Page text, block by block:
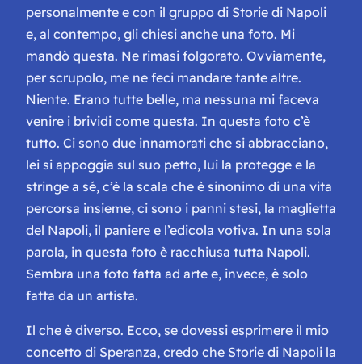
personalmente e con il gruppo di Storie di Napoli
e, al contempo, gli chiesi anche una foto. Mi
mandò questa. Ne rimasi folgorato. Ovviamente,
per scrupolo, me ne feci mandare tante altre.
Niente. Erano tutte belle, ma nessuna mi faceva
venire i brividi come questa. In questa foto c’è
tutto. Ci sono due innamorati che si abbracciano,
lei si appoggia sul suo petto, lui la protegge e la
stringe a sé, c’è la scala che è sinonimo di una vita
percorsa insieme, ci sono i panni stesi, la maglietta
del Napoli, il paniere e l’edicola votiva. In una sola
parola, in questa foto è racchiusa tutta Napoli.
Sembra una foto fatta ad arte e, invece, è solo
fatta da un artista.
Il che è diverso. Ecco, se dovessi esprimere il mio
concetto di Speranza, credo che Storie di Napoli la